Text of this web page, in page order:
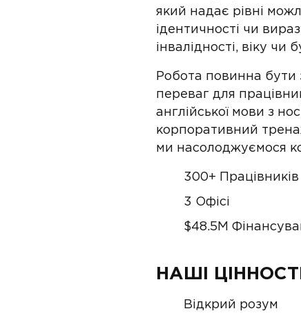
який надає рівні
ідентичності чи
інвалідності, віку чи
Робота повинна бути
переваг для
англійської мови з
корпоративний
ми насолоджуємося
300+ Працівників
3 Офісі
$48.5M
НАШІ
Відкрий розум